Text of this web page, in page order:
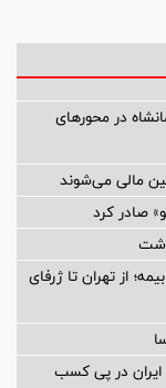
در محورهای
مالی می‌شوند
از تهران تا ژرفای
در پی کسب